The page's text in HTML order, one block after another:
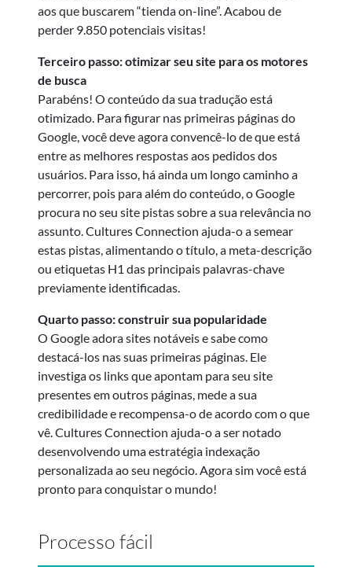
aos que buscarem “tienda on-line”. Acabou de
perder 9.850 potenciais visitas!
Terceiro passo: otimizar seu site para os motores
de busca
Parabéns! O conteúdo da sua tradução está
otimizado. Para figurar nas primeiras páginas do
Google, você deve agora convencê-lo de que está
entre as melhores respostas aos pedidos dos
usuários. Para isso, há ainda um longo caminho a
percorrer, pois para além do conteúdo, o Google
procura no seu site pistas sobre a sua relevância no
assunto. Cultures Connection ajuda-o a semear
estas pistas, alimentando o título, a meta-descrição
ou etiquetas H1 das principais palavras-chave
previamente identificadas.
Quarto passo: construir sua popularidade
O Google adora sites notáveis e sabe como
destacá-los nas suas primeiras páginas. Ele
investiga os links que apontam para seu site
presentes em outros páginas, mede a sua
credibilidade e recompensa-o de acordo com o que
vê. Cultures Connection ajuda-o a ser notado
desenvolvendo uma estratégia indexação
personalizada ao seu negócio. Agora sim você está
pronto para conquistar o mundo!
Processo fácil